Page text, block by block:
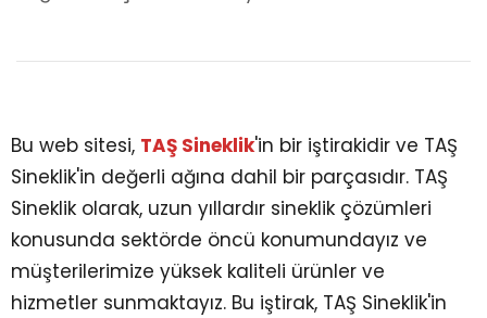
Bu web sitesi, TAŞ Sineklik'in bir iştirakidir ve TAŞ
Sineklik'in değerli ağına dahil bir parçasıdır. TAŞ
Sineklik olarak, uzun yıllardır sineklik çözümleri
konusunda sektörde öncü konumundayız ve
müşterilerimize yüksek kaliteli ürünler ve
hizmetler sunmaktayız. Bu iştirak, TAŞ Sineklik'in